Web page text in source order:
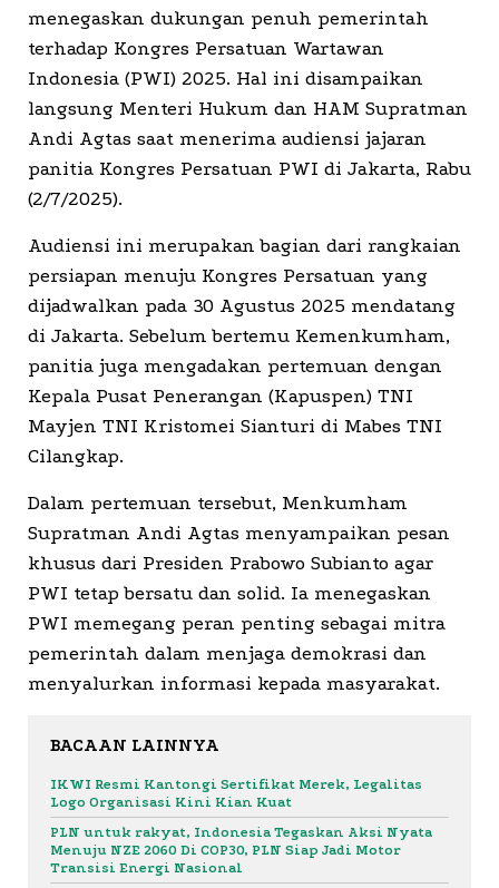
menegaskan dukungan penuh pemerintah
terhadap Kongres Persatuan Wartawan
Indonesia (PWI) 2025. Hal ini disampaikan
langsung Menteri Hukum dan HAM Supratman
Andi Agtas saat menerima audiensi jajaran
panitia Kongres Persatuan PWI di Jakarta, Rabu
(2/7/2025).
Audiensi ini merupakan bagian dari rangkaian
persiapan menuju Kongres Persatuan yang
dijadwalkan pada 30 Agustus 2025 mendatang
di Jakarta. Sebelum bertemu Kemenkumham,
panitia juga mengadakan pertemuan dengan
Kepala Pusat Penerangan (Kapuspen) TNI
Mayjen TNI Kristomei Sianturi di Mabes TNI
Cilangkap.
Dalam pertemuan tersebut, Menkumham
Supratman Andi Agtas menyampaikan pesan
khusus dari Presiden Prabowo Subianto agar
PWI tetap bersatu dan solid. Ia menegaskan
PWI memegang peran penting sebagai mitra
pemerintah dalam menjaga demokrasi dan
menyalurkan informasi kepada masyarakat.
BACAAN LAINNYA
IKWI Resmi Kantongi Sertifikat Merek, Legalitas
Logo Organisasi Kini Kian Kuat
PLN untuk rakyat, Indonesia Tegaskan Aksi Nyata
Menuju NZE 2060 Di COP30, PLN Siap Jadi Motor
Transisi Energi Nasional